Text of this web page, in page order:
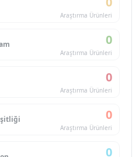
Araştırma Ürünleri
0
Araştırma Ürünleri
0
Araştırma Ürünleri
0
Araştırma Ürünleri
0